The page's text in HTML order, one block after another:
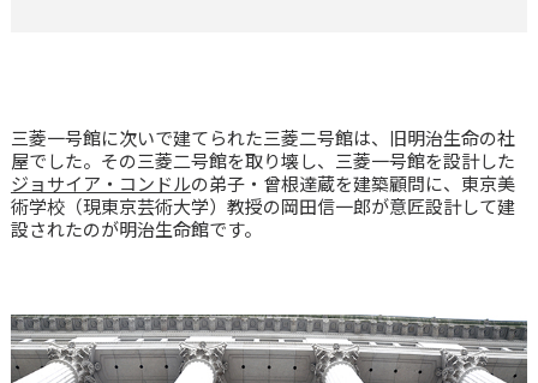
三菱一号館に次いで建てられた三菱二号館は、旧明治生命の社
屋でした。その三菱二号館を取り壊し、三菱一号館を設計した
ジョサイア・コンドルの弟子・曾根達蔵を建築顧問に、東京美
術学校（現東京芸術大学）教授の岡田信一郎が意匠設計して建
設されたのが明治生命館です。